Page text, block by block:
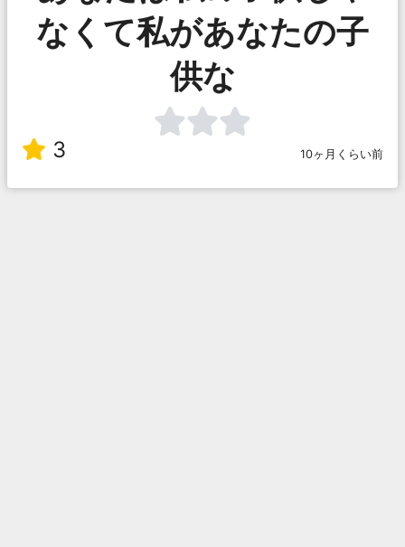
なくて私があなたの子
供な
3 10ヶ月くらい前